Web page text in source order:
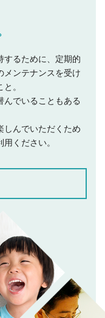
するために、定期的
メンテナンスを受け
。
んでいることもある
しんでいただくため
ください。